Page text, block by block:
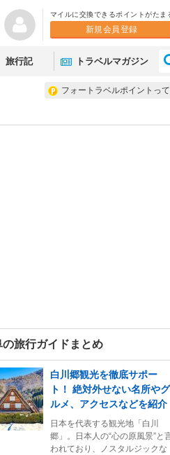
マイルに交換できるポイントがたま
新規会員登録
旅行記 トラベルマガジン
フォートラベルポイントって
の旅行ガイドまとめ
白川郷観光を徹底サポー
ト！ 絶対外せない名所やグ
ルメ、アクセスなどを紹介
日本を代表する観光地「白川
郷」。日本人の“心の原風景”と
われており、ノスタルジックな